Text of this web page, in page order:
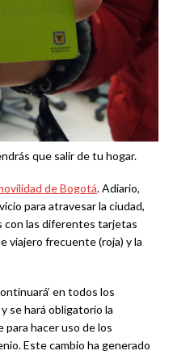
que salir de tu hogar.
de Bogotá.Adiario,
para atravesar la ciudad,
con las diferentes tarjetas
viajero frecuente (roja) y la
en todos los
se hará obligatorio la
para hacer uso de los
Este cambio ha generado